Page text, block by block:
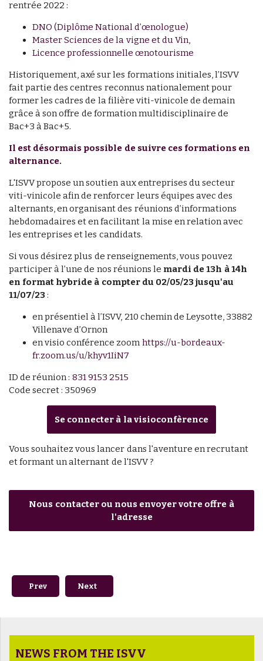
rentrée 2022 :
DNO (Diplôme National d’œnologue)
Master Sciences de la vigne et du Vin,
Licence professionnelle œnotourisme
Historiquement, axé sur les formations initiales, l’ISVV
fait partie des centres reconnus nationalement pour
former les cadres de la filière viti-vinicole de demain
grâce à son offre de formation multidisciplinaire de
Bac+3 à Bac+5.
Il est désormais possible de suivre ces formations en
alternance.
L'ISVV propose un soutien aux entreprises du secteur
viti-vinicole afin de renforcer leurs équipes avec des
alternants, en organisant des réunions d’informations
hebdomadaires et en facilitant la mise en relation avec
les entreprises et les candidats.
Si vous désirez plus de renseignements, vous pouvez
participer à l’une de nos réunions le mardi de 13h à 14h
en format hybride à compter du 02/05/23 jusqu'au
11/07/23 :
en présentiel à l’ISVV, 210 chemin de Leysotte, 33882
Villenave d’Ornon
en visio conférence zoomhttps://u-bordeaux-
fr.zoom.us/u/khyv1IiN7
ID de réunion : 831 9153 2515
Code secret : 350969
Se connecter à la visioconfèrence
Vous souhaitez vous lancer dans l'aventure en recrutant
et formant un alternant de l'ISVV ?
Nous contacter ou nous envoyer votre offre à
l'adresse
Previous article: Cérémonie de départ Alain Blanchard
Prev Next article: Café BD des Vendanges du
Next
NEWS FROM THE ISVV